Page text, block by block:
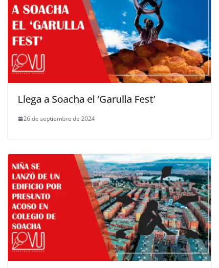
Llega a Soacha el ‘Garulla Fest’
26 de septiembre de 2024